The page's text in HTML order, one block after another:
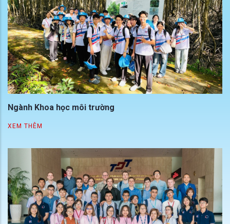
Ngành Khoa học môi trường
XEM THÊM